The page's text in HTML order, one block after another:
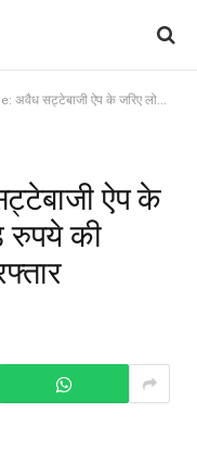
के जरिए लोगों से तीन करोड़ रुपये की धोखाधड़ी करने वाला गिरफ्तार
ऐप के
रुपये की